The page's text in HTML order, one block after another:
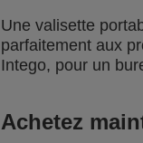
Une valisette
parfaitement aux
Intego, pour un
Achetez